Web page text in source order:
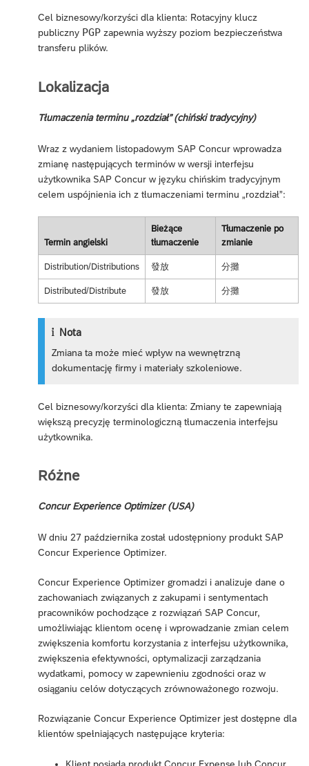
Cel biznesowy/korzyści dla klienta: Rotacyjny klucz
publiczny PGP zapewnia wyższy poziom bezpieczeństwa
transferu plików.
Lokalizacja
Tłumaczenia terminu „rozdział” (chiński tradycyjny)
Wraz z wydaniem listopadowym SAP Concur wprowadza
zmianę następujących terminów w wersji interfejsu
użytkownika SAP Concur w języku chińskim tradycyjnym
celem uspójnienia ich z tłumaczeniami terminu „rozdział”:
Termin angielski
Bieżące
tłumaczenie
Tłumaczenie po
zmianie
Distribution/Distributions 發放 分攤
Distributed/Distribute 發放 分攤
Nota
Zmiana ta może mieć wpływ na wewnętrzną
dokumentację firmy i materiały szkoleniowe.
Cel biznesowy/korzyści dla klienta: Zmiany te zapewniają
większą precyzję terminologiczną tłumaczenia interfejsu
użytkownika.
Różne
Concur Experience Optimizer (USA)
W dniu 27 października został udostępniony produkt SAP
Concur Experience Optimizer.
Concur Experience Optimizer gromadzi i analizuje dane o
zachowaniach związanych z zakupami i sentymentach
pracowników pochodzące z rozwiązań SAP Concur,
umożliwiając klientom ocenę i wprowadzanie zmian celem
zwiększenia komfortu korzystania z interfejsu użytkownika,
zwiększenia efektywności, optymalizacji zarządzania
wydatkami, pomocy w zapewnieniu zgodności oraz w
osiąganiu celów dotyczących zrównoważonego rozwoju.
Rozwiązanie Concur Experience Optimizer jest dostępne dla
klientów spełniających następujące kryteria: